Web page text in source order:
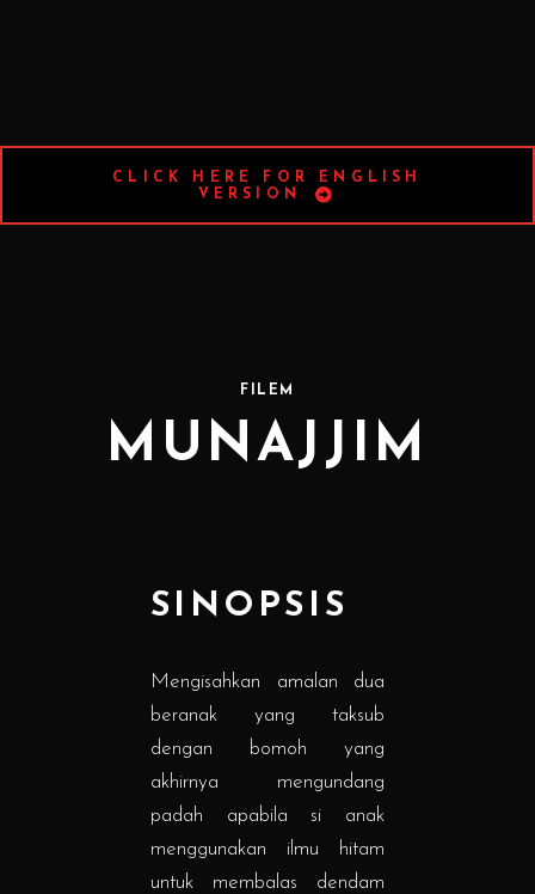
CLICK HERE FOR ENGLISH
VERSION
FILEM
MUNAJJIM
SINOPSIS
Mengisahkan amalan dua
beranak yang taksub
dengan bomoh yang
akhirnya mengundang
padah apabila si anak
menggunakan ilmu hitam
untuk membalas dendam